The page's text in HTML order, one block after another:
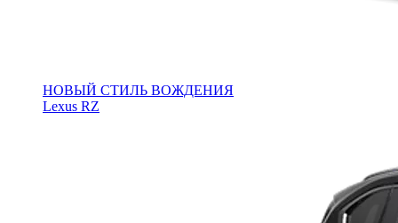
НОВЫЙ СТИЛЬ ВОЖДЕНИЯ
Lexus RZ